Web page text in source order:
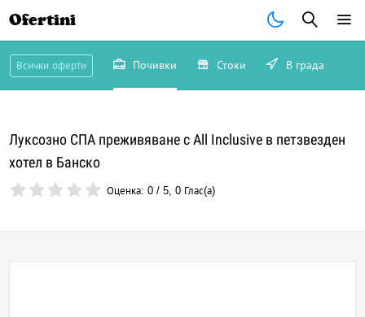
Ofertini
Всички оферти Почивки Стоки В града
Луксозно СПА преживяване с All Inclusive в петзвезден
хотел в Банско
Оценка:0 /5,0 Глас(а)